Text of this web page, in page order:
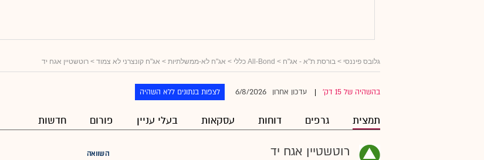
גלובס פיננסי > בורסת ת"א - אג"ח > All-Bond כללי > אג"ח לא-ממשלתיות > אג"ח קונצרני לא צמוד > רוטשטיין אגח יד
בהשהיה של 15 דק' עדכון אחרון 6/8/2026 לצפות בנתונים ללא השהיה
תמצית גרפים דוחות עסקאות בעלי עניין פורום חדשות
רוטשטיין אגח יד השוואה